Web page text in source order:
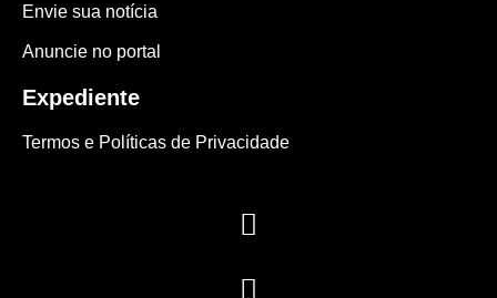
Envie sua notícia
Anuncie no portal
Expediente
Termos e Políticas de Privacidade